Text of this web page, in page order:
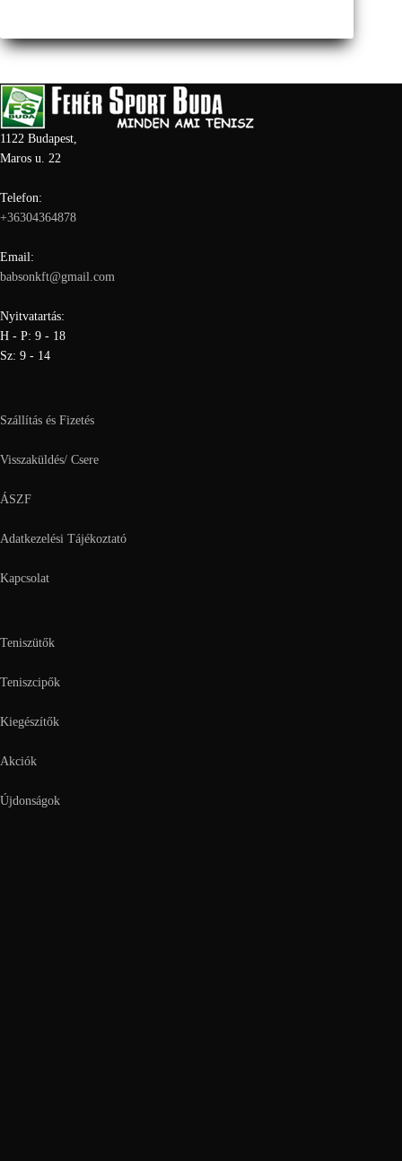
1122 Budapest,
Maros u. 22
Telefon:
+36304364878
Email:
babsonkft@gmail.com
Nyitvatartás:
H - P: 9 - 18
Sz: 9 - 14
Szállítás és Fizetés
Visszaküldés/ Csere
ÁSZF
Adatkezelési Tájékoztató
Kapcsolat
Teniszütők
Teniszcipők
Kiegészítők
Akciók
Újdonságok